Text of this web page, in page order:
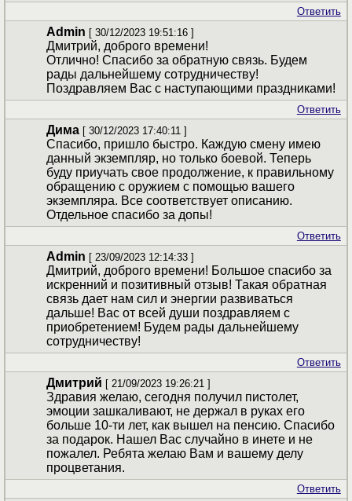
Ответить
Admin [ 30/12/2023 19:51:16 ]
Дмитрий, доброго времени!
Отлично! Спасибо за обратную связь. Будем
рады дальнейшему сотрудничеству!
Поздравляем Вас с наступающими праздниками!
Ответить
Дима [ 30/12/2023 17:40:11 ]
Спасибо, пришло быстро. Каждую смену имею
данный экземпляр, но только боевой. Теперь
буду приучать свое продолжение, к правильному
обращению с оружием с помощью вашего
экземпляра. Все соответствует описанию.
Отдельное спасибо за допы!
Ответить
Admin [ 23/09/2023 12:14:33 ]
Дмитрий, доброго времени! Большое спасибо за
искренний и позитивный отзыв! Такая обратная
связь дает нам сил и энергии развиваться
дальше! Вас от всей души поздравляем с
приобретением! Будем рады дальнейшему
сотрудничеству!
Ответить
Дмитрий [ 21/09/2023 19:26:21 ]
Здравия желаю, сегодня получил пистолет,
эмоции зашкаливают, не держал в руках его
больше 10-ти лет, как вышел на пенсию. Спасибо
за подарок. Нашел Вас случайно в инете и не
пожалел. Ребята желаю Вам и вашему делу
процветания.
Ответить